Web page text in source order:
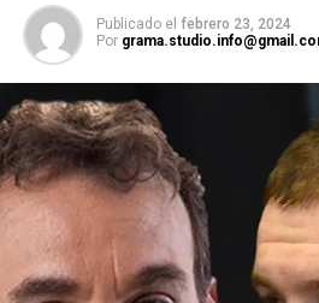
Publicado el febrero 23, 2024
Por